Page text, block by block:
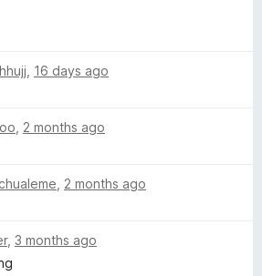
16 days ago
2 months ago
2 months ago
, 3 months ago